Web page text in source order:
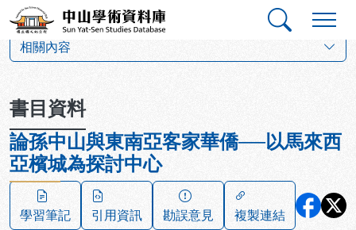
跳到主要內容
中山學術資料庫
相關內容
書目資料
論孫中山與東南亞客家華僑──以馬來西
亞檳城為探討中心
學習筆記 引用資訊 勘誤意見
複製連結